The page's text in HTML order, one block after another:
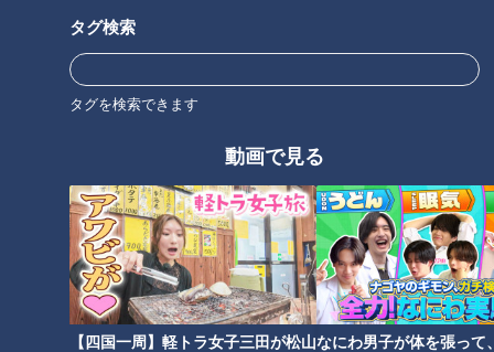
タグ検索
タグを検索できます
動画で見る
【四国一周】軽トラ女子三田が松山なにわ男子が体を張って
オススメ関連コンテンツ
ドラゴンズで花開いたエリート
ユーティリティからのレギュラ
ー筆頭！山本泰寛の自己採点
“ポパイ”と呼ばれた男・元ドラ
ゴンズ井上弘昭さん逝く、その
勝負強さの思い出